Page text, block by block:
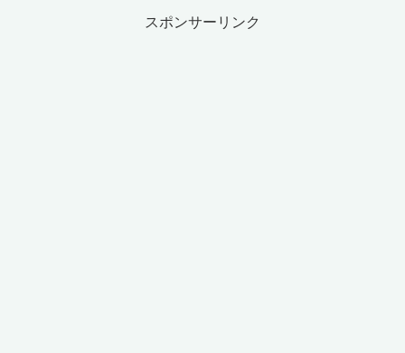
スポンサーリンク